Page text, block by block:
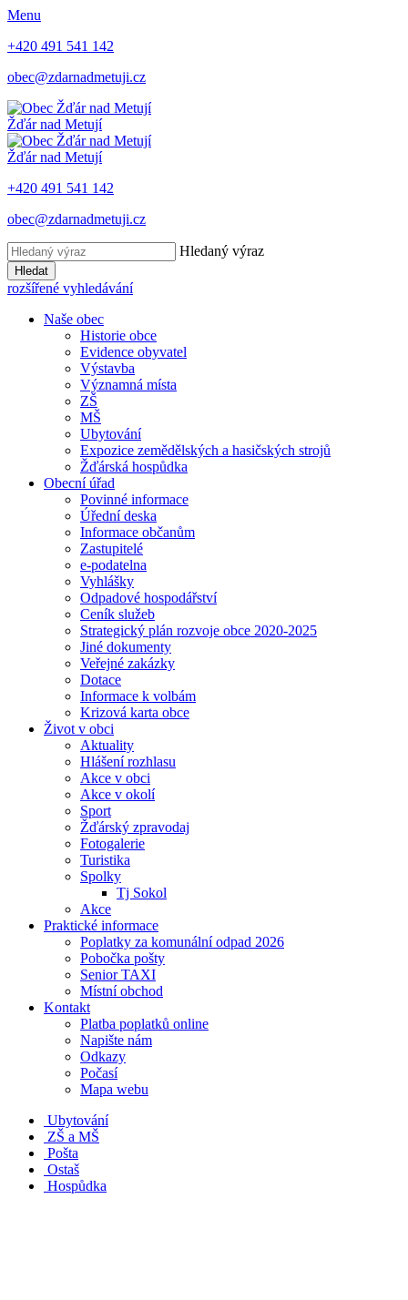
Menu
+420 491 541 142
obec@zdarnadmetuji.cz
Žďár nad Metují
Žďár nad Metují
+420 491 541 142
obec@zdarnadmetuji.cz
Hledaný výraz
Hledat
rozšířené vyhledávání
Naše obec
Historie obce
Evidence obyvatel
Výstavba
Významná místa
ZŠ
MŠ
Ubytování
Expozice zemědělských a hasičských strojů
Žďárská hospůdka
Obecní úřad
Povinné informace
Úřední deska
Informace občanům
Zastupitelé
e-podatelna
Vyhlášky
Odpadové hospodářství
Ceník služeb
Strategický plán rozvoje obce 2020-2025
Jiné dokumenty
Veřejné zakázky
Dotace
Informace k volbám
Krizová karta obce
Život v obci
Aktuality
Hlášení rozhlasu
Akce v obci
Akce v okolí
Sport
Žďárský zpravodaj
Fotogalerie
Turistika
Spolky
Tj Sokol
Akce
Praktické informace
Poplatky za komunální odpad 2026
Pobočka pošty
Senior TAXI
Místní obchod
Kontakt
Platba poplatků online
Napište nám
Odkazy
Počasí
Mapa webu
Ubytování
ZŠ a MŠ
Pošta
Ostaš
Hospůdka